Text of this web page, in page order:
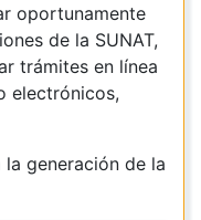
oportunamente
de la SUNAT,
trámites en línea
electrónicos,
generación de la